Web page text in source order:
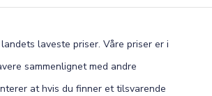
Corinthia
laveste priser. Våre priser er i
sammenlignet med andre
at hvis du finner et tilsvarende